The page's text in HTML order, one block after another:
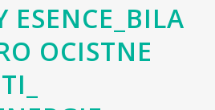
ESENCE_BILA
OCISTNE